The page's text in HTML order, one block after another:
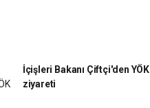
İçişleri Bakanı Çiftçi'den YÖK
ziyareti